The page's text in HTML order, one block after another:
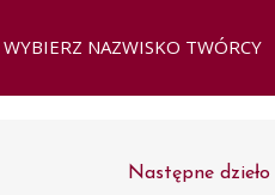
Następne